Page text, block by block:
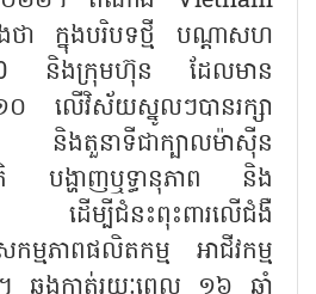
ថា ក្នុងបរិបទថ្មី បណ្ដាសហ
និងក្រុមហ៊ុន ដែលមាន
០ លើវិស័យស្នូលៗបានរក្សា
និងតួនាទីជាក្បាលម៉ាស៊ីន
ាតិ បង្ហាញឬទ្ធានុភាព និង
ា ដើម្បីជំនះពុះពារលើជំងឺ
កម្មភាពផលិតកម្ម អាជីវកម្ម